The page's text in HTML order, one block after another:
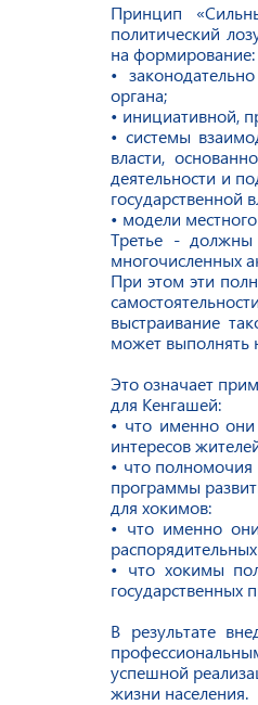
Принцип
политический
на формирование:
•
органа;
• инициативной,
• системы
власти,
деятельности и
государственной
• модели
Третье - должны
многочисленных
При этом эти
выстраивание
может выполнять
Это означает
для Кенгашей:
• что именно они
интересов
• что полномочия
программы
для хокимов:
• что именно
• что хокимы
государственных
В результате
успешной
жизни населения.